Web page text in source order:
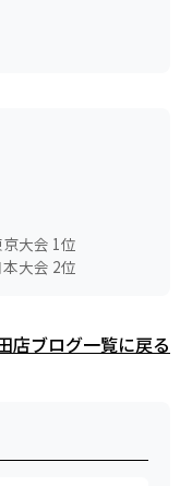
大会 1位
大会 2位
店ブログ一覧に戻る